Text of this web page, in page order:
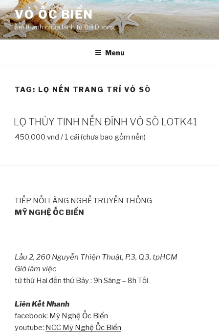
Skip
to
content
VỎ ỐC BIỂN
âm thanh chữa lành từ Đại Dương
Menu
TAG: LỌ NẾN TRANG TRÍ VỎ SÒ
LỌ THỦY TINH NẾN ĐÍNH VỎ SÒ LOTK41
450,000 vnđ / 1 cái (chưa bao gồm nến)
TIẾP NỐI LÀNG NGHỀ TRUYỀN THỐNG
MỸ NGHỆ ỐC BIỂN
Lầu 2, 260 Nguyễn Thiện Thuật, P.3, Q.3, tpHCM
Giờ làm việc
từ thứ Hai đến thứ Bảy : 9h Sáng – 8h Tối
Liên Kết Nhanh
facebook: Mỹ Nghệ Ốc Biển
youtube: NCC Mỹ Nghệ Ốc Biển